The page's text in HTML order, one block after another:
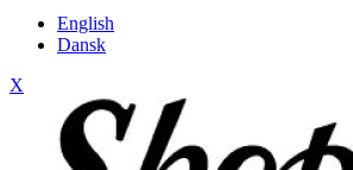
English
Dansk
X